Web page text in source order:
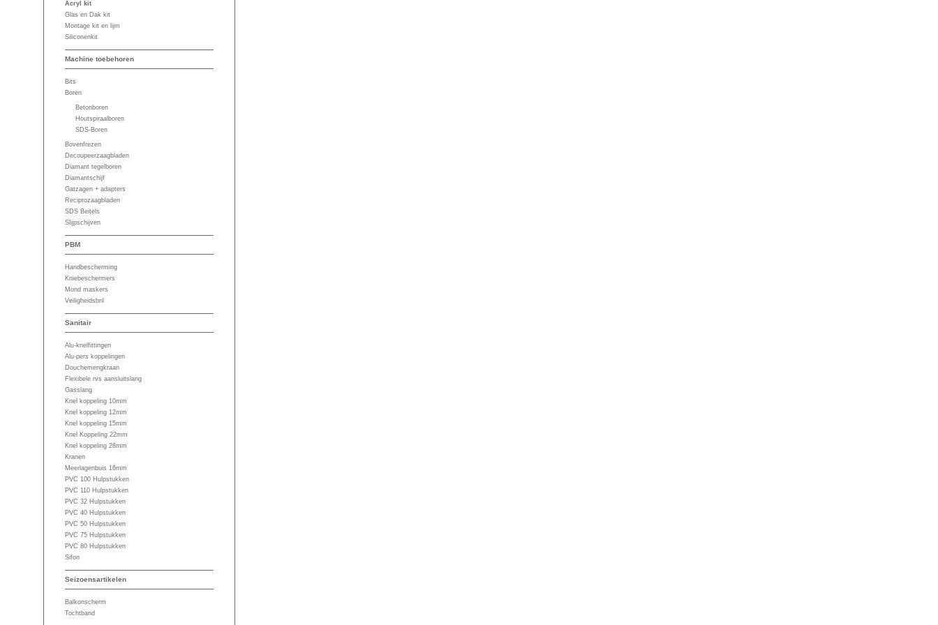
Acryl kit
Glas en Dak kit
Montage kit en lijm
Siliconenkit
Machine toebehoren
Bits
Boren
Betonboren
Houtspiraalboren
SDS-Boren
Bovenfrezen
Decoupeerzaagbladen
Diamant tegelboren
Diamantschijf
Gatzagen + adapters
Reciprozaagbladen
SDS Beitels
Slijpschijven
PBM
Handbescherming
Kniebeschermers
Mond maskers
Veiligheidsbril
Sanitair
Alu-knelfittingen
Alu-pers koppelingen
Douchemengkraan
Flexibele rvs aansluitslang
Gasslang
Knel koppeling 10mm
Knel koppeling 12mm
Knel koppeling 15mm
Knel Koppeling 22mm
Knel koppeling 28mm
Kranen
Meerlagenbuis 16mm
PVC 100 Hulpstukken
PVC 110 Hulpstukken
PVC 32 Hulpstukken
PVC 40 Hulpstukken
PVC 50 Hulpstukken
PVC 75 Hulpstukken
PVC 80 Hulpstukken
Sifon
Seizoensartikelen
Balkonscherm
Tochtband